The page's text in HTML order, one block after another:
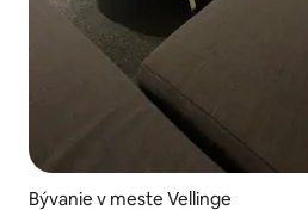
Bývanie v meste Vellinge